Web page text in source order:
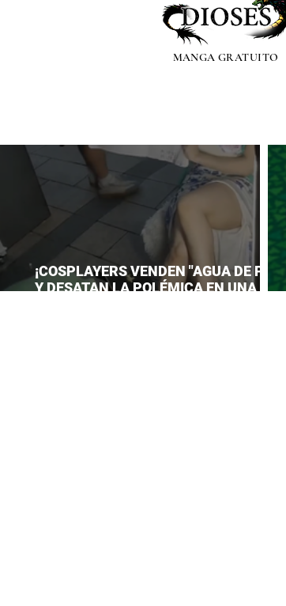
MANGA GRATUITO
¡COSPLAYERS VENDEN "AGUA DE PIES"
Y DESATAN LA POLÉMICA EN UNA